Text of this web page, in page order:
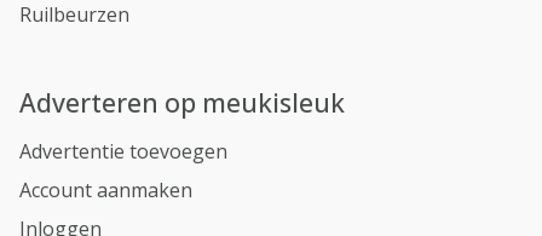
Ruilbeurzen
Adverteren op meukisleuk
Advertentie toevoegen
Account aanmaken
Inloggen